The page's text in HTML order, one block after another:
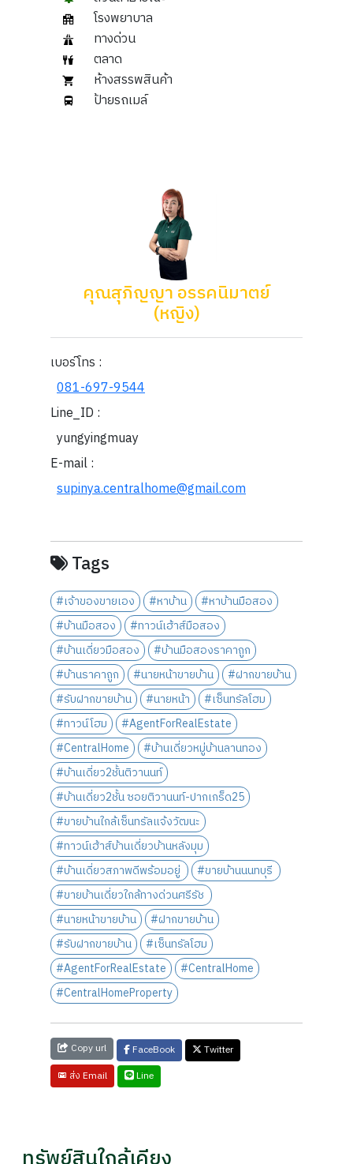
โรงพยาบาล
ทางด่วน
ตลาด
ห้างสรรพสินค้า
ป้ายรถเมล์
คุณสุภิญญา อรรคนิมาตย์
(หญิง)
เบอร์โทร :
081-697-9544
Line_ID :
yungyingmuay
E-mail :
supinya.centralhome@gmail.com
Tags
#เจ้าของขายเอง #หาบ้าน
#หาบ้านมือสอง
#บ้านมือสอง
#ทาวน์เฮ้าส์มือสอง
#บ้านเดี่ยวมือสอง
#บ้านมือสองราคาถูก
#บ้านราคาถูก
#นายหน้าขายบ้าน
#ฝากขายบ้าน
#รับฝากขายบ้าน
#นายหน้า
#เซ็นทรัลโฮม
#ทาวน์โฮม
#AgentForRealEstate
#CentralHome
#บ้านเดี่ยวหมู่บ้านลานทอง
#บ้านเดี่ยว2ชั้นติวานนท์
#บ้านเดี่ยว2ชั้น ซอยติวานนท์-ปากเกร็ด25
#ขายบ้านใกล้เซ็นทรัลแจ้งวัฒนะ
#ทาวน์เฮ้าส์บ้านเดี่ยวบ้านหลังมุม
#บ้านเดี่ยวสภาพดีพร้อมอยู่
#ขายบ้านนนทบุรี
#ขายบ้านเดี่ยวใกล้ทางด่วนศรีรัช
#นายหน้าขายบ้าน
#ฝากขายบ้าน
#รับฝากขายบ้าน
#เซ็นทรัลโฮม
#AgentForRealEstate
#CentralHome
#CentralHomeProperty
Copy url FaceBook
Twitter
ส่ง Email
Line